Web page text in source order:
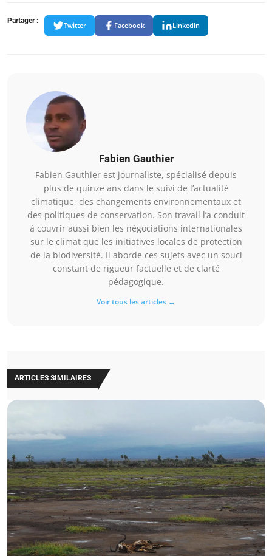
Partager :
Twitter Facebook LinkedIn
Fabien Gauthier
Fabien Gauthier est journaliste, spécialisé depuis
plus de quinze ans dans le suivi de l’actualité
climatique, des changements environnementaux et
des politiques de conservation. Son travail l’a conduit
à couvrir aussi bien les négociations internationales
sur le climat que les initiatives locales de protection
de la biodiversité. Il aborde ces sujets avec un souci
constant de rigueur factuelle et de clarté
pédagogique.
Voir tous les articles →
ARTICLES SIMILAIRES